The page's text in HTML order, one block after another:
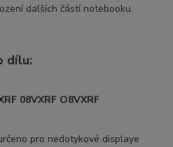
dalších částí notebooku.
dílu:
08VXRF O8VXRF
pro nedotykové displaye